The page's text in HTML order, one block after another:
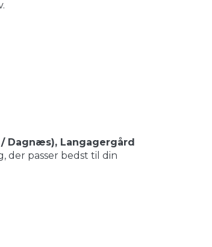
Dagnæs), Langagergård
der passer bedst til din